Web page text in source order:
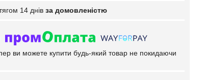
14 днів за домовленістю
ви можете купити будь-який товар не покидаючи